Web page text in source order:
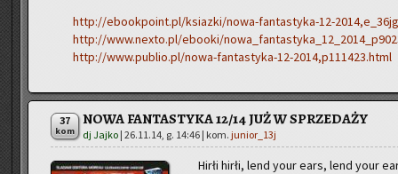
http://ebookpoint.pl/ksiazki/nowa-fantastyka-12-
http://www.nexto.pl/ebooki/
http://www.publio.pl/nowa-fantastyka-12-2014,p111423.html
37
kom
NOWA FANTASTYKA 12/14 JUŻ W SPRZEDAŻY
dj Jajko | 26.11.14, g. 14:46 | kom. junior_13j
Hirłi hirłi, lend your ears, lend your